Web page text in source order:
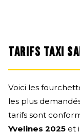
TARIFS TAXI
Voici les
les plus
tarifs sont
Yvelines 2025 et